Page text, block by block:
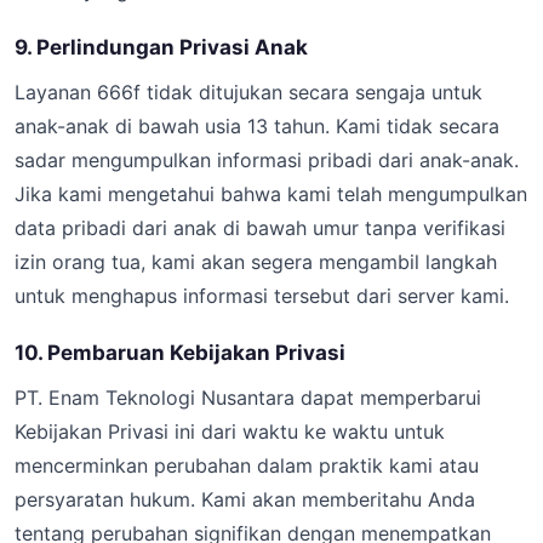
9. Perlindungan Privasi Anak
Layanan 666f tidak ditujukan secara sengaja untuk
anak-anak di bawah usia 13 tahun. Kami tidak secara
sadar mengumpulkan informasi pribadi dari anak-anak.
Jika kami mengetahui bahwa kami telah mengumpulkan
data pribadi dari anak di bawah umur tanpa verifikasi
izin orang tua, kami akan segera mengambil langkah
untuk menghapus informasi tersebut dari server kami.
10. Pembaruan Kebijakan Privasi
PT. Enam Teknologi Nusantara dapat memperbarui
Kebijakan Privasi ini dari waktu ke waktu untuk
mencerminkan perubahan dalam praktik kami atau
persyaratan hukum. Kami akan memberitahu Anda
tentang perubahan signifikan dengan menempatkan